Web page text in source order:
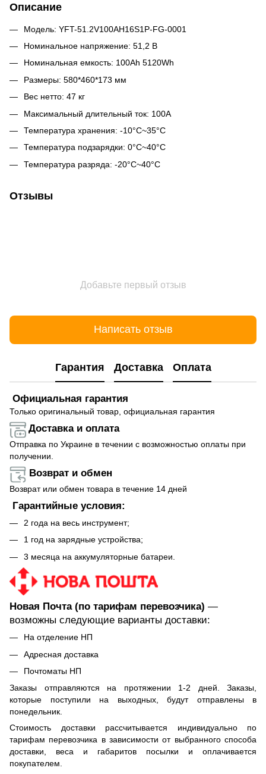
Описание
Модель: YFT-51.2V100AH16S1P-FG-0001
Номинальное напряжение: 51,2 В
Номинальная емкость: 100Ah 5120Wh
Размеры: 580*460*173 мм
Вес нетто: 47 кг
Максимальный длительный ток: 100A
Температура хранения: -10°C~35°C
Температура подзарядки: 0°C~40°C
Температура разряда: -20°C~40°C
Отзывы
Добавьте первый отзыв
Написать отзыв
Гарантия Доставка Оплата
Официальная гарантия
Только оригинальный товар, официальная гарантия
Доставка и оплата
Отправка по Украине в течении с возможностью оплаты при
получении.
Возврат и обмен
Возврат или обмен товара в течение 14 дней
Гарантийные условия:
2 года на весь инструмент;
1 год на зарядные устройства;
3 месяца на аккумуляторные батареи.
Новая Почта (по тарифам перевозчика) —
возможны следующие варианты доставки:
На отделение НП
Адресная доставка
Почтоматы НП
Заказы отправляются на протяжении 1-2 дней. Заказы,
которые поступили на выходных, будут отправлены в
понедельник.
Стоимость доставки рассчитывается индивидуально по
тарифам перевозчика в зависимости от выбранного способа
доставки, веса и габаритов посылки и оплачивается
покупателем.